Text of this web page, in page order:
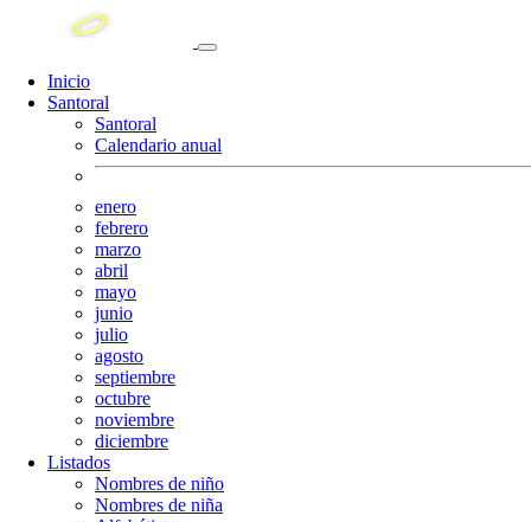
Inicio
Santoral
Santoral
Calendario anual
enero
febrero
marzo
abril
mayo
junio
julio
agosto
septiembre
octubre
noviembre
diciembre
Listados
Nombres de niño
Nombres de niña